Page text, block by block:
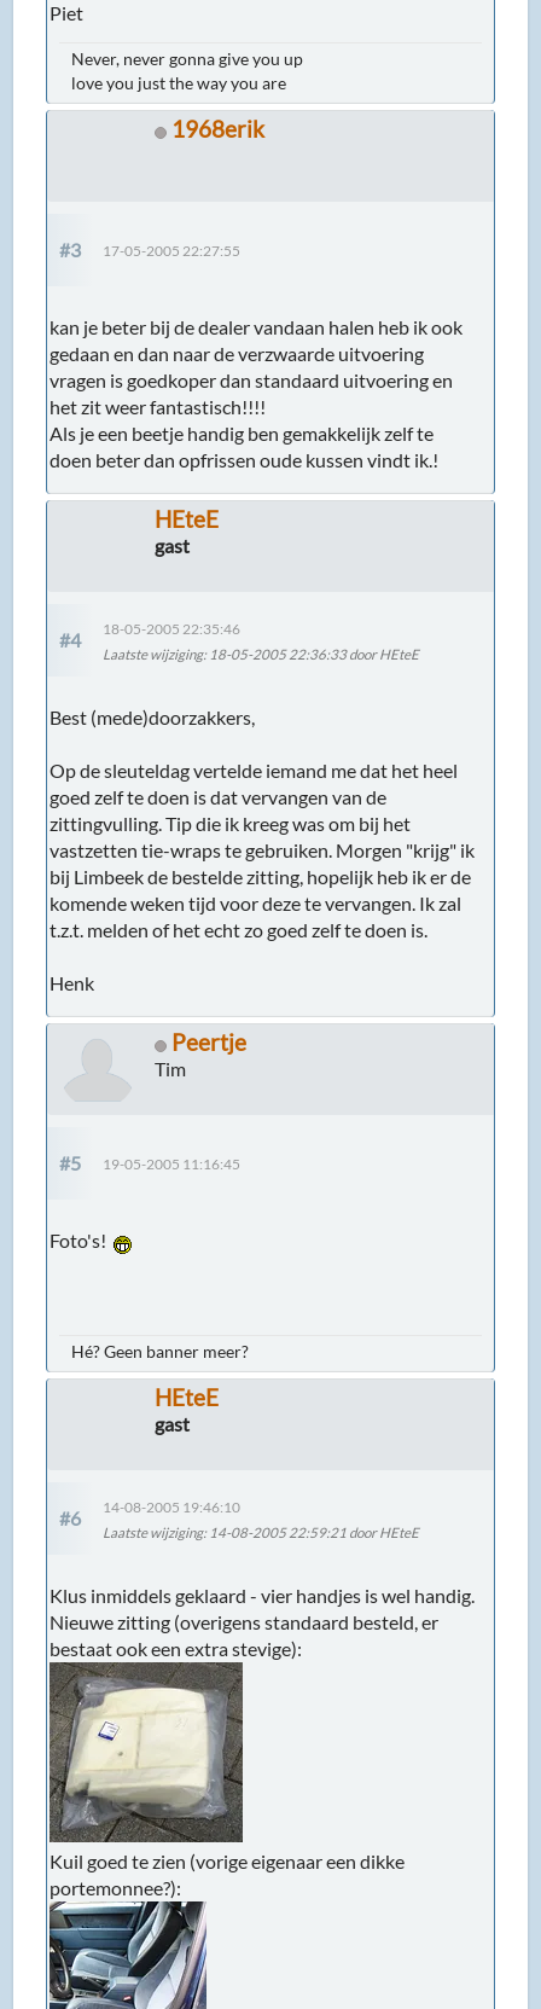
Piet
Never, never gonna give you up
love you just the way you are
1968erik
#3 17-05-2005 22:27:55
kan je beter bij de dealer vandaan halen heb ik ook
gedaan en dan naar de verzwaarde uitvoering
vragen is goedkoper dan standaard uitvoering en
het zit weer fantastisch!!!!
Als je een beetje handig ben gemakkelijk zelf te
doen beter dan opfrissen oude kussen vindt ik.!
HEteE
gast
#4
18-05-2005 22:35:46
Laatste wijziging: 18-05-2005 22:36:33 door HEteE
Best (mede)doorzakkers,
Op de sleuteldag vertelde iemand me dat het heel
goed zelf te doen is dat vervangen van de
zittingvulling. Tip die ik kreeg was om bij het
vastzetten tie-wraps te gebruiken. Morgen "krijg" ik
bij Limbeek de bestelde zitting, hopelijk heb ik er de
komende weken tijd voor deze te vervangen. Ik zal
t.z.t. melden of het echt zo goed zelf te doen is.
Henk
Peertje
Tim
#5 19-05-2005 11:16:45
Foto's!
Hé? Geen banner meer?
HEteE
gast
#6
14-08-2005 19:46:10
Laatste wijziging: 14-08-2005 22:59:21 door HEteE
Klus inmiddels geklaard - vier handjes is wel handig.
Nieuwe zitting (overigens standaard besteld, er
bestaat ook een extra stevige):
Kuil goed te zien (vorige eigenaar een dikke
portemonnee?):